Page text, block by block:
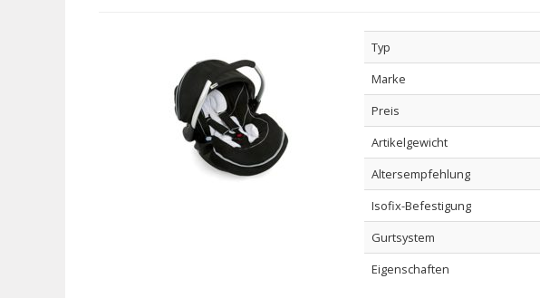
Typ
Marke
Preis
Artikelgewicht
Altersempfehlung
Isofix-Befestigung
Gurtsystem
Eigenschaften